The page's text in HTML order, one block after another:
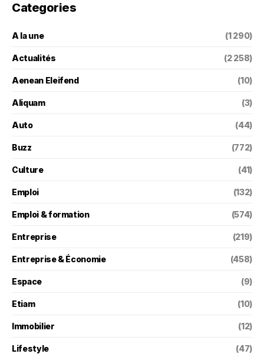
Categories
A la une (1 290)
Actualités (2 258)
Aenean Eleifend (10)
Aliquam (3)
Auto (44)
Buzz (772)
Culture (41)
Emploi (132)
Emploi & formation (574)
Entreprise (219)
Entreprise & Économie (458)
Espace (9)
Etiam (10)
Immobilier (12)
Lifestyle (47)